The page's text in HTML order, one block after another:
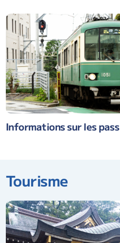
Informations sur les pass
Tourisme